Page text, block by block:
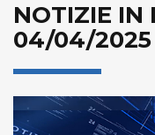
NOTIZIE IN
04/04/2025